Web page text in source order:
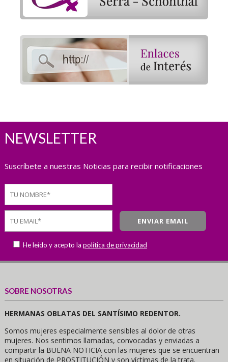
NEWSLETTER
Suscríbete a nuestras Noticias para recibir notificaciones
He leído y acepto la política de privacidad
SOBRE NOSOTRAS
HERMANAS OBLATAS DEL SANTÍSIMO REDENTOR.
Somos mujeres especialmente sensibles al dolor de otras
mujeres. Nos sentimos llamadas, convocadas y enviadas a
compartir la BUENA NOTICIA con las mujeres que se encuentran
en situación de PROSTITUCIÓN y son víctimas de la trata.